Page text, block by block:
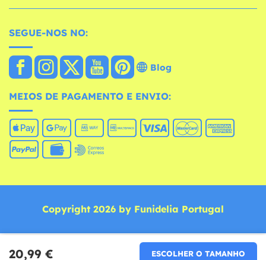
20,99 € ESCOLHER O TAMANHO
SEGUE-NOS NO:
Blog
MEIOS DE PAGAMENTO E ENVIO:
Copyright 2026 by Funidelia Portugal